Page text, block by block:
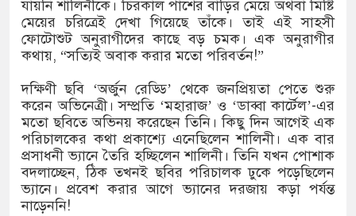
অনুমোদনহীন দই, মিষ্টি ও ঘি বিক্রেতাকে
বোতল স্ক্যাফসহ নারী মাদক কারবারি গ্রেপ্তার
যায়নি শালিনীকে। চিরকাল পাশের বাড়ির মেয়ে অথবা মিষ্টি
মেয়ের চরিত্রেই দেখা গিয়েছে তাঁকে। তাই এই সাহসী
ফোটোশুট অনুরাগীদের কাছে বড় চমক। এক অনুরাগীর
কথায়, “সত্যিই অবাক করার মতো পরিবর্তন!”
দক্ষিণী ছবি ‘অর্জুন রেড্ডি’ থেকে জনপ্রিয়তা পেতে শুরু
করেন অভিনেত্রী। সম্প্রতি ‘মহারাজ’ ও ‘ডাব্বা কার্টেল’-এর
মতো ছবিতে অভিনয় করেছেন তিনি। কিছু দিন আগেই এক
পরিচালকের কথা প্রকাশ্যে এনেছিলেন শালিনী। এক বার
প্রসাধনী ভ্যানে তৈরি হচ্ছিলেন শালিনী। তিনি যখন পোশাক
বদলাচ্ছেন, ঠিক তখনই ছবির পরিচালক ঢুকে পড়েছিলেন
ভ্যানে। প্রবেশ করার আগে ভ্যানের দরজায় কড়া পর্যন্ত
নাড়েননি!